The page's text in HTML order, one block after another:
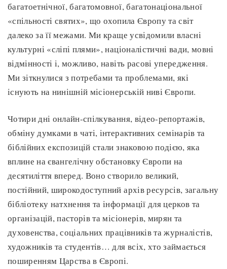
багатоетнічної, багатомовної, багатонаціональної
«спільності святих», що охопила Європу та світ
далеко за її межами. Ми краще усвідомили власні
культурні «сліпі плями», націоналістичні вади, мовні
відмінності і, можливо, навіть расові упередження.
Ми зіткнулися з потребами та проблемами, які
існують на нинішній місіонерській ниві Європи.
Чотири дні онлайн-спілкування, відео-репортажів,
обміну думками в чаті, інтерактивних семінарів та
біблійних експозицій стали знаковою подією, яка
вплине на євангелічну обстановку Європи на
десятиліття вперед. Воно створило великий,
постійний, широкодоступний архів ресурсів, загальну
бібліотеку натхнення та інформації для церков та
організацій, пасторів та місіонерів, мирян та
духовенства, соціальних працівників та журналістів,
художників та студентів… для всіх, хто займається
поширенням Царства в Європі.